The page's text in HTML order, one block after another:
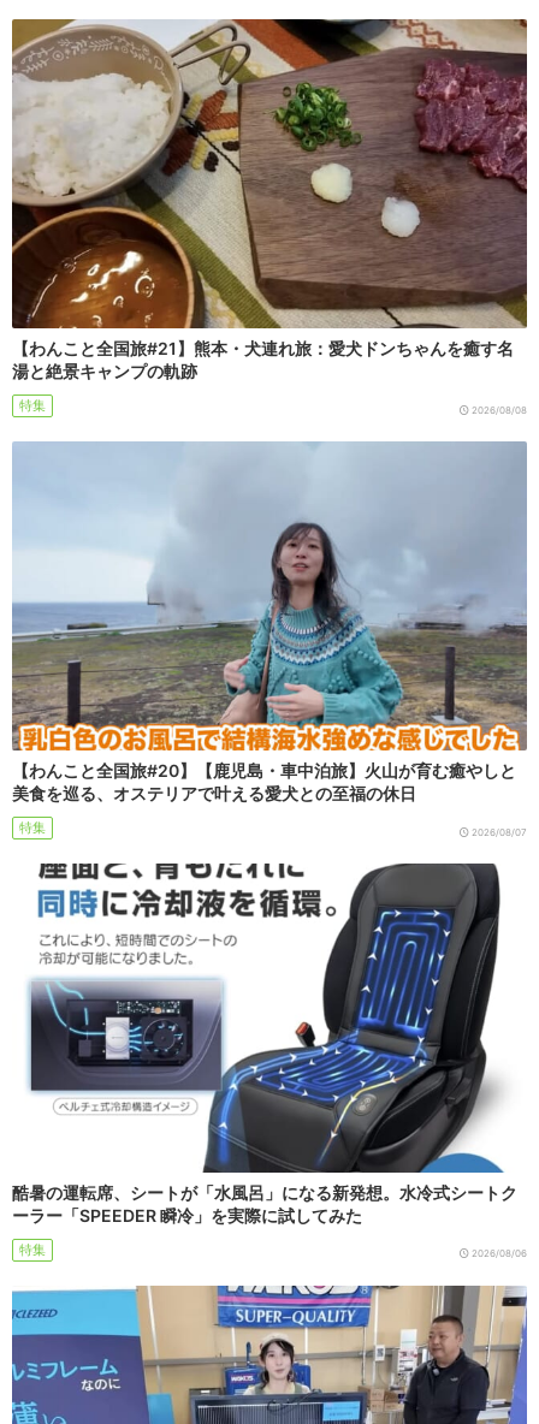
【わんこと全国旅#21】熊本・犬連れ旅：愛犬ドンちゃんを癒す名
湯と絶景キャンプの軌跡
特集 2026/08/08
【わんこと全国旅#20】【鹿児島・車中泊旅】火山が育む癒やしと
美食を巡る、オステリアで叶える愛犬との至福の休日
特集 2026/08/07
酷暑の運転席、シートが「水風呂」になる新発想。水冷式シートク
ーラー「SPEEDER 瞬冷」を実際に試してみた
特集 2026/08/06